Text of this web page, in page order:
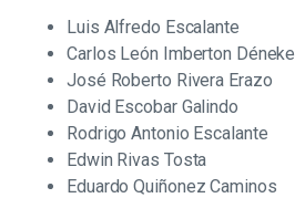
Luis Alfredo Escalante
Carlos León Imberton Déneke
José Roberto Rivera Erazo
David Escobar Galindo
Rodrigo Antonio Escalante
Edwin Rivas Tosta
Eduardo Quiñonez Caminos